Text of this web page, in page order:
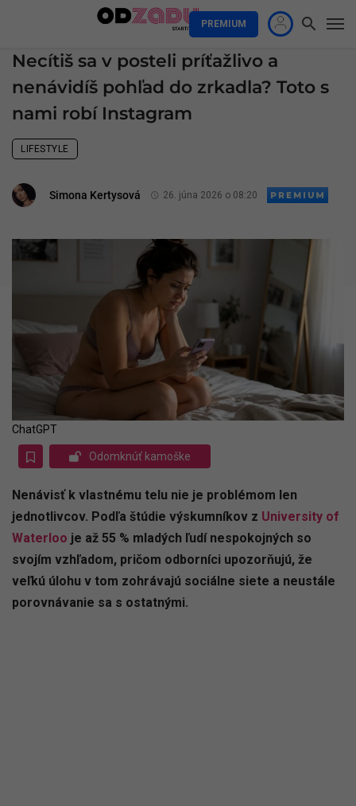
PREMIUM
Necítiš sa v posteli príťažlivo a
nenávidíš pohľad do zrkadla? Toto s
nami robí Instagram
LIFESTYLE
Simona Kertysová 26. júna 2026 o 08:20
ChatGPT
Odomknúť kamoške
Nenávisť k vlastnému telu nie je problémom len
jednotlivcov. Podľa štúdie výskumníkov z University of
Waterloo je až 55 % mladých ľudí nespokojných so
svojím vzhľadom, pričom odborníci upozorňujú, že
veľkú úlohu v tom zohrávajú sociálne siete a neustále
porovnávanie sa s ostatnými.